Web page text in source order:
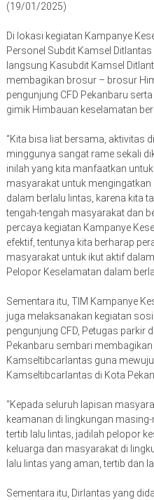
(19/01/2025)
Di lokasi kegiatan Kampanye
Personel Subdit Kamsel
langsung Kasubdit Kamsel
membagikan brosur – brosur
pengunjung CFD Pekanbaru
gimik Himbauan keselamatan
“Kita bisa liat bersama, aktivitas
minggunya sangat rame sekali
inilah yang kita manfaatkan
masyarakat untuk
dalam berlalu lintas, karena kita
tengah-tengah masyarakat dan
percaya kegiatan Kampanye
efektif, tentunya kita berharap
masyarakat untuk ikut aktif
Pelopor Keselamatan dalam
Sementara itu, TIM Kampanye
juga melaksanakan kegiatan
pengunjung CFD, Petugas parkir
Pekanbaru sembari
Kamseltibcarlantas guna
Kamseltibcarlantas di Kota
“Kepada seluruh lapisan
keamanan di lingkungan
tertib lalu lintas, jadilah pelopor
keluarga dan masyarakat di
lalu lintas yang aman, tertib dan
Sementara itu, Dirlantas yang